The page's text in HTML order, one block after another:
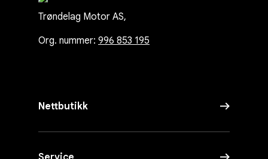
Trøndelag Motor AS,
Org. nummer: 996 853 195
Nettbutikk